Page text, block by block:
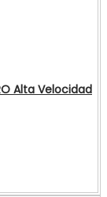
Alta Velocidad